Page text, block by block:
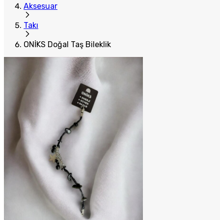
Aksesuar
Takı
ONİKS Doğal Taş Bileklik